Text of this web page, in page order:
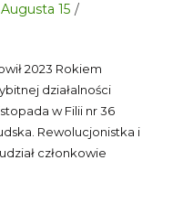
15
2023 Rokiem
działalności
w Filii nr 36
Rewolucjonistka i
członkowie